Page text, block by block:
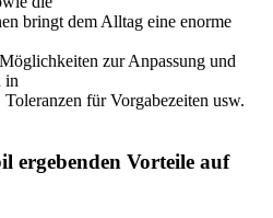
bringt dem Alltag eine enorme
zur Anpassung und
in
für Vorgabezeiten usw.
ergebenden Vorteile auf